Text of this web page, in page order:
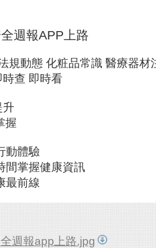
週報APP上路
規動態 化粧品常識 醫療器材
查 即時看
升
握
動體驗
間掌握健康資訊
最前線
週報app上路.jpg